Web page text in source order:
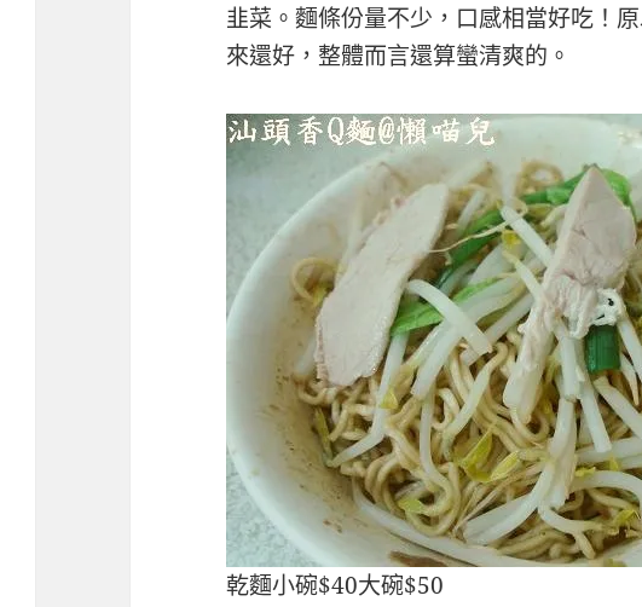
韭菜。麵條份量不少，口感相當好吃！
來還好，整體而言還算蠻清爽的。
乾麵小碗$40大碗$50